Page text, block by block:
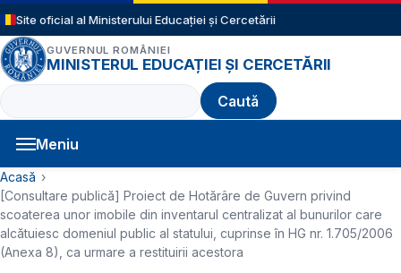
Sari la conținutul principal
Site oficial al Ministerului Educației și Cercetării
GUVERNUL ROMÂNIEI
MINISTERUL EDUCAȚIEI ȘI CERCETĂRII
Caută
Meniu
Navigație principală
Cale de navigare
Acasă
[Consultare publică] Proiect de Hotărâre de Guvern privind
scoaterea unor imobile din inventarul centralizat al bunurilor care
alcătuiesc domeniul public al statului, cuprinse în HG nr. 1.705/2006
(Anexa 8), ca urmare a restituirii acestora